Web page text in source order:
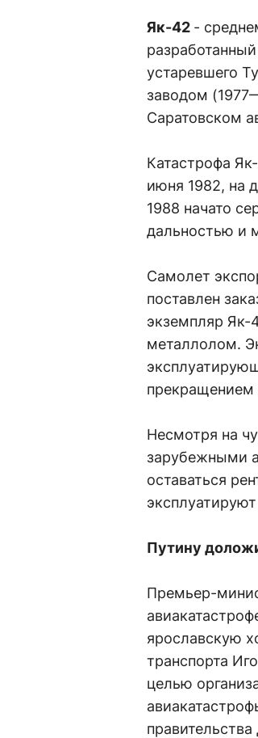
Як-42 -
устаревшего
заводом
Саратовском
Катастрофа
июня 1982, на
1988 начато
дальностью и
Самолет
поставлен
экземпляр Як-
металлолом.
прекращением
Несмотря на
зарубежными
оставаться
Путину
Премьер-
ярославскую
транспорта
целью